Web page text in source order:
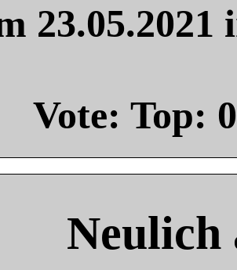
Vote: Top: 0
Neulich